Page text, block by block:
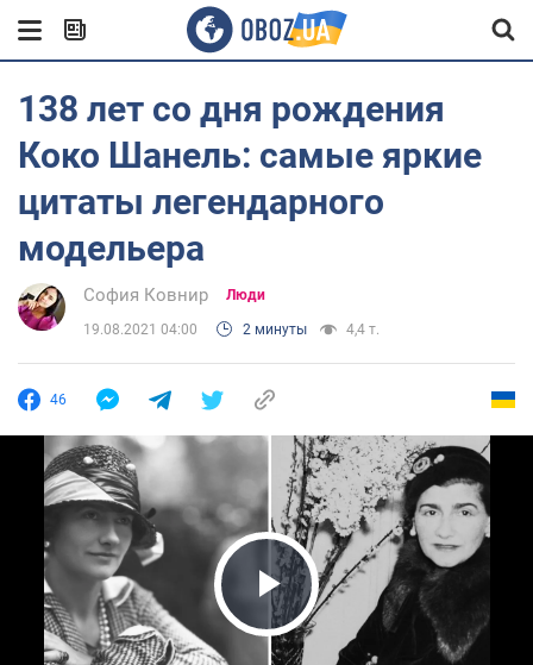
138 лет со дня рождения
Коко Шанель: самые яркие
цитаты легендарного
модельера
София Ковнир Люди
19.08.2021 04:00 2 минуты 4,4 т.
46
Play Video